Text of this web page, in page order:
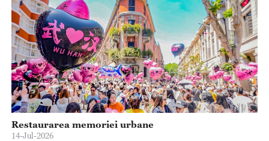
Restaurarea memoriei urbane
14-Jul-2026